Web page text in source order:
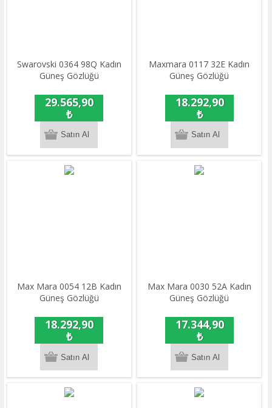
Swarovski 0364 98Q Kadın
Güneş Gözlüğü
29.565,90
₺
Maxmara 0117 32E Kadın
Güneş Gözlüğü
18.292,90
₺
Max Mara 0054 12B Kadın
Güneş Gözlüğü
18.292,90
₺
Max Mara 0030 52A Kadın
Güneş Gözlüğü
17.344,90
₺